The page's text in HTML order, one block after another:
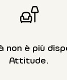
è più
Attitude.